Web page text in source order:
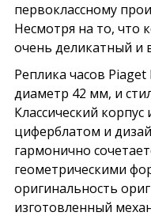
первоклассному
Несмотря на то, что
очень деликатный и
Реплика часов
диаметр 42 мм, и
Классический
циферблатом и
гармонично
геометрическими
оригинальность
изготовленный